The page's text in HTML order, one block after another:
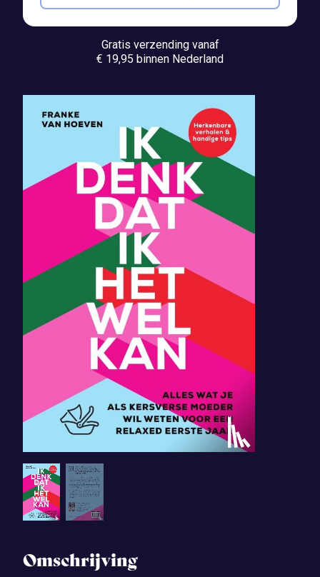
Omschrijving
Gratis verzending vanaf
€ 19,95 binnen Nederland